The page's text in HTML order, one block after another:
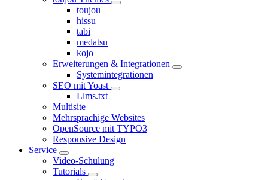
toujou
hissu
tabi
medatsu
kojo
Erweiterungen & Integrationen
Systemintegrationen
SEO mit Yoast
Llms.txt
Multisite
Mehrsprachige Websites
OpenSource mit TYPO3
Responsive Design
Service
Video-Schulung
Tutorials